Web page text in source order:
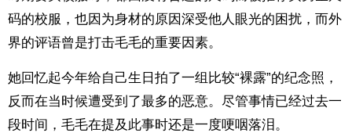
码的校服，也因为身材的原因深受他人眼光的困扰，而外
界的评语曾是打击毛毛的重要因素。
她回忆起今年给自己生日拍了一组比较“裸露”的纪念照，
反而在当时候遭受到了最多的恶意。尽管事情已经过去一
段时间，毛毛在提及此事时还是一度哽咽落泪。